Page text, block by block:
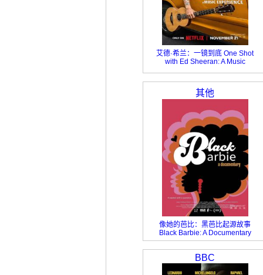
艾德·希兰：一镜到底 One Shot
with Ed Sheeran: A Music
艾德·希兰：一镜到底 One Shot
with Ed Sheeran: A Music
Experience 2025
其他
像她的芭比：黑芭比起源故事
Black Barbie: A Documentary
BBC